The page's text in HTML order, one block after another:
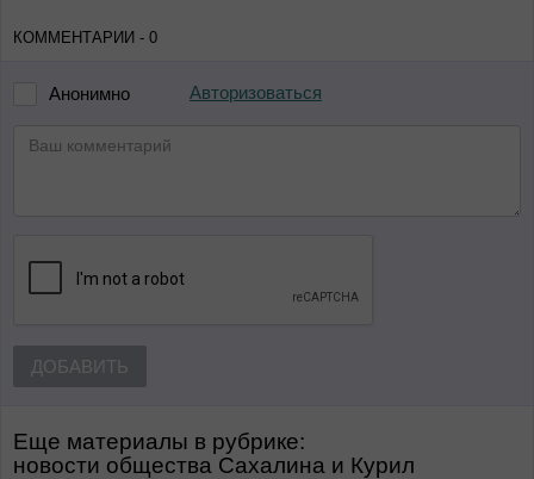
КОММЕНТАРИИ - 0
Анонимно Авторизоваться
ДОБАВИТЬ
Еще материалы в рубрике:
Новости общества Сахалина и Курил